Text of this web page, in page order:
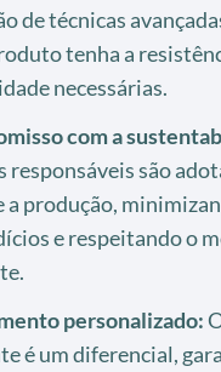
de técnicas
tenha a
necessárias.
com a
responsáveis são
a produção,
e respeitando o
personalizado:
é um diferencial,